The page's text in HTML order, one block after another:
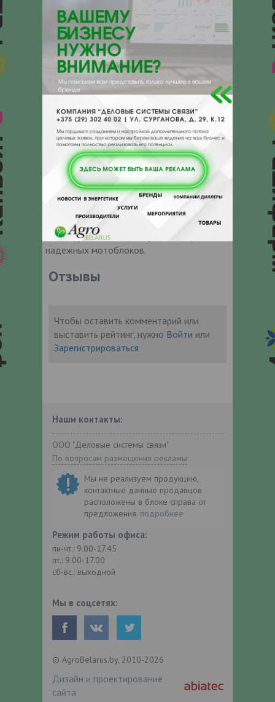
О нас Отзывы Еще
О компании
Интернет-магазин MTbel.by — ваш
надежный поставщик для сельского
хозяйства и садоводства. Мы являемся
уникальной площадкой, где сочетается
практичность, надежность и широкий
выбор оборудования, необходимого для
культивации земли и ухода за садом. Наши
клиенты могут быть уверены в высоком
уровне сервиса и качестве продукции.
Прямые поставки от ведущих
производителей позволяют нам
предлагать широкий ассортимент техники:
от мощных тракторов до
многофункциональных культиваторов и
надежных мотоблоков.
Отзывы
Чтобы оставить комментарий или
выставить рейтинг, нужно Войти или
Зарегистрироваться
Наши контакты:
ООО "Деловые системы связи"
По вопросам размещения рекламы
Мы не реализуем продукцию,
контактные данные продавцов
расположены в блоке справа от
предложения. подробнее
Режим работы офиса:
пн-чт.: 9.00-17.45
пт.: 9.00-17.00
сб-вс.: выходной
Мы в соцсетях:
© AgroBelarus.by, 2010-2026
Дизайн и проектирование
сайта